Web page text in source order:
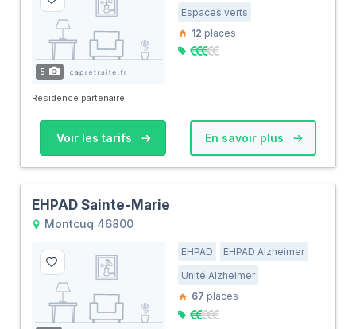
5
Espaces verts
12 places
Résidence partenaire
Voir les tarifs En savoir plus
EHPAD Sainte-Marie
Montcuq 46800
EHPAD
EHPAD Alzheimer
Unité Alzheimer
67 places